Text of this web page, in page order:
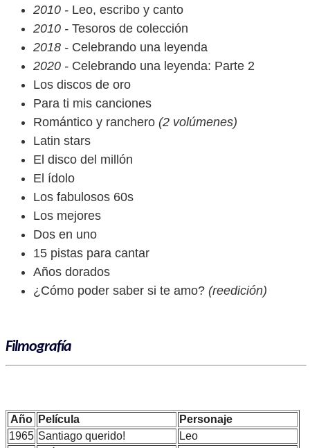
2010 - Leo, escribo y canto
2010 - Tesoros de colección
2018 - Celebrando una leyenda
2020 - Celebrando una leyenda: Parte 2
Los discos de oro
Para ti mis canciones
Romántico y ranchero (2 volúmenes)
Latin stars
El disco del millón
El ídolo
Los fabulosos 60s
Los mejores
Dos en uno
15 pistas para cantar
Años dorados
¿Cómo poder saber si te amo? (reedición)
Filmografía
Año Película
Personaje
1965 Santiago querido!
Leo